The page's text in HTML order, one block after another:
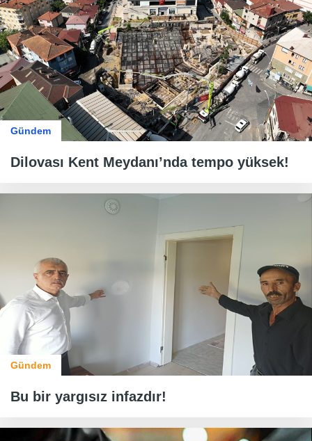
Gündem
Dilovası Kent Meydanı’nda tempo yüksek!
Gündem
Bu bir yargısız infazdır!